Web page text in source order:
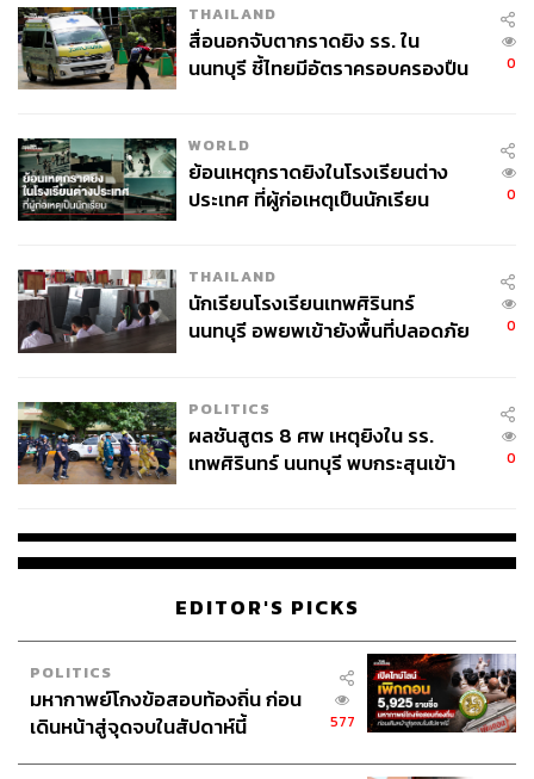
THAILAND
สื่อนอกจับตากราดยิง รร. ใน
นนทบุรี ชี้ไทยมีอัตราครอบครองปืน
0
WORLD
ย้อนเหตุกราดยิงในโรงเรียนต่าง
ประเทศ ที่ผู้ก่อเหตุเป็นนักเรียน
0
THAILAND
นักเรียนโรงเรียนเทพศิรินทร์
นนทบุรี อพยพเข้ายังพื้นที่ปลอดภัย
0
POLITICS
ผลชันสูตร 8 ศพ เหตุยิงใน รร.
เทพศิรินทร์ นนทบุรี พบกระสุนเข้า
0
EDITOR'S PICKS
POLITICS
มหากาพย์โกงข้อสอบท้องถิ่น ก่อน
เดินหน้าสู่จุดจบในสัปดาห์นี้
577